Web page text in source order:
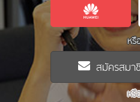
หรื
สมัครสมา
หรื